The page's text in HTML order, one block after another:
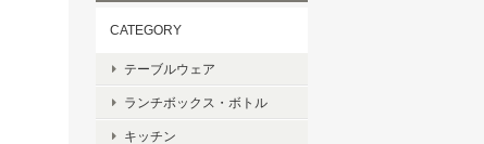
CATEGORY
テーブルウェア
ランチボックス・ボトル
キッチン